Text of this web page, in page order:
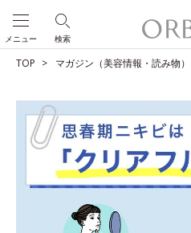
検索
メニュー
TOP マガジン（美容情報・読み物）